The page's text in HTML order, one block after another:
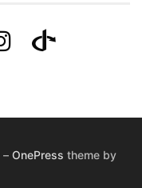
– OnePress theme by